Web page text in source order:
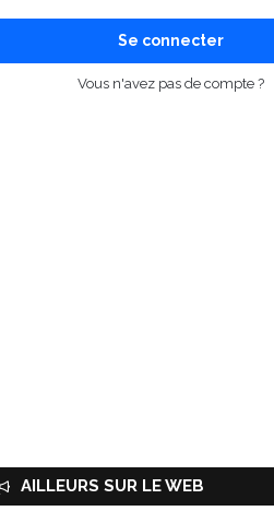
Se connecter
Vous n'avez pas de compte ?
AILLEURS SUR LE WEB